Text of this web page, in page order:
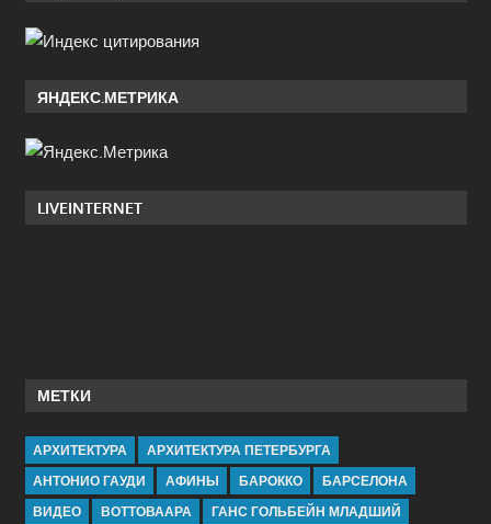
ЯНДЕКС.МЕТРИКА
LIVEINTERNET
МЕТКИ
АРХИТЕКТУРА
АРХИТЕКТУРА ПЕТЕРБУРГА
АНТОНИО ГАУДИ
АФИНЫ БАРОККО
БАРСЕЛОНА
ВИДЕО
ВОТТОВААРА
ГАНС ГОЛЬБЕЙН МЛАДШИЙ